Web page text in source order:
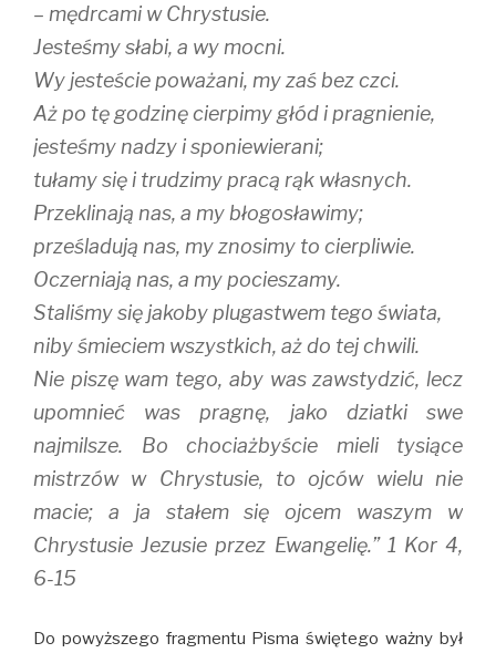
– mędrcami w Chrystusie.
Jesteśmy słabi, a wy mocni.
Wy jesteście poważani, my zaś bez czci.
Aż po tę godzinę cierpimy głód i pragnienie,
jesteśmy nadzy i sponiewierani;
tułamy się i trudzimy pracą rąk własnych.
Przeklinają nas, a my błogosławimy;
prześladują nas, my znosimy to cierpliwie.
Oczerniają nas, a my pocieszamy.
Staliśmy się jakoby plugastwem tego świata,
niby śmieciem wszystkich, aż do tej chwili.
Nie piszę wam tego, aby was zawstydzić, lecz
upomnieć was pragnę, jako dziatki swe
najmilsze. Bo chociażbyście mieli tysiące
mistrzów w Chrystusie, to ojców wielu nie
macie; a ja stałem się ojcem waszym w
Chrystusie Jezusie przez Ewangelię.” 1 Kor 4,
6-15
Do powyższego fragmentu Pisma świętego ważny był